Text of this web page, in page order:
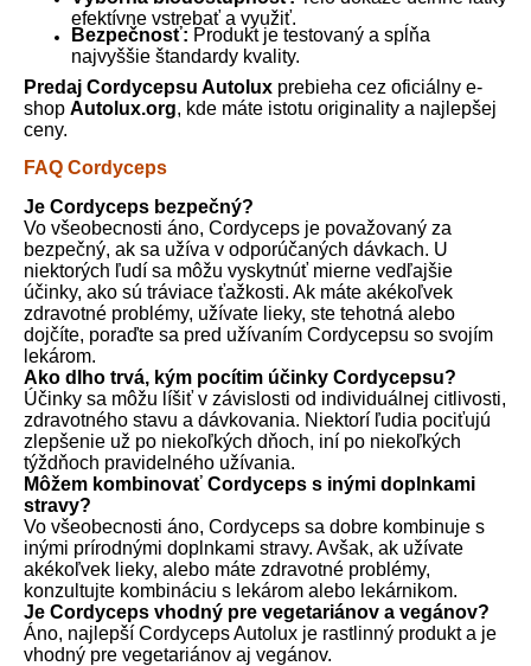
efektívne vstrebať a využiť.
Bezpečnosť: Produkt je testovaný a spĺňa
najvyššie štandardy kvality.
Predaj Cordycepsu Autolux prebieha cez oficiálny e-
shop Autolux.org, kde máte istotu originality a najlepšej
ceny.
FAQ Cordyceps
Je Cordyceps bezpečný?
Vo všeobecnosti áno, Cordyceps je považovaný za
bezpečný, ak sa užíva v odporúčaných dávkach. U
niektorých ľudí sa môžu vyskytnúť mierne vedľajšie
účinky, ako sú tráviace ťažkosti. Ak máte akékoľvek
zdravotné problémy, užívate lieky, ste tehotná alebo
dojčíte, poraďte sa pred užívaním Cordycepsu so svojím
lekárom.
Ako dlho trvá, kým pocítim účinky Cordycepsu?
Účinky sa môžu líšiť v závislosti od individuálnej citlivosti,
zdravotného stavu a dávkovania. Niektorí ľudia pociťujú
zlepšenie už po niekoľkých dňoch, iní po niekoľkých
týždňoch pravidelného užívania.
Môžem kombinovať Cordyceps s inými doplnkami
stravy?
Vo všeobecnosti áno, Cordyceps sa dobre kombinuje s
inými prírodnými doplnkami stravy. Avšak, ak užívate
akékoľvek lieky, alebo máte zdravotné problémy,
konzultujte kombináciu s lekárom alebo lekárnikom.
Je Cordyceps vhodný pre vegetariánov a vegánov?
Áno, najlepší Cordyceps Autolux je rastlinný produkt a je
vhodný pre vegetariánov aj vegánov.